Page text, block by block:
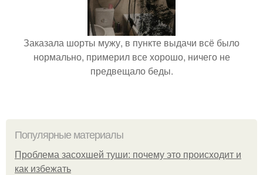
Заказала шорты мужу, в пункте выдачи всё было
нормально, примерил все хорошо, ничего не
предвещало беды.
Популярные материалы
Проблема засохшей туши: почему это происходит и
как избежать